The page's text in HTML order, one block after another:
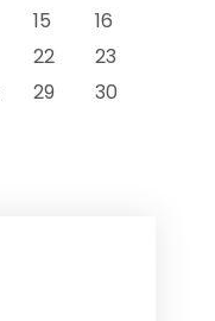
15
16
22
23
29
30